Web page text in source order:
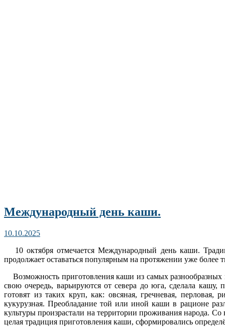
Международный день каши.
10.10.2025
10 октября отмечается Международный день каши.
продолжает оставаться популярным на протяжении уже более
Возможность приготовления каши из самых
свою очередь, варьируются от севера до юга, сделала
готовят из таких круп, как: овсяная, гречневая, перловая,
кукурузная. Преобладание той или иной каши в рационе
культуры произрастали на территории проживания народа.
целая традиция приготовления каши, сформировались